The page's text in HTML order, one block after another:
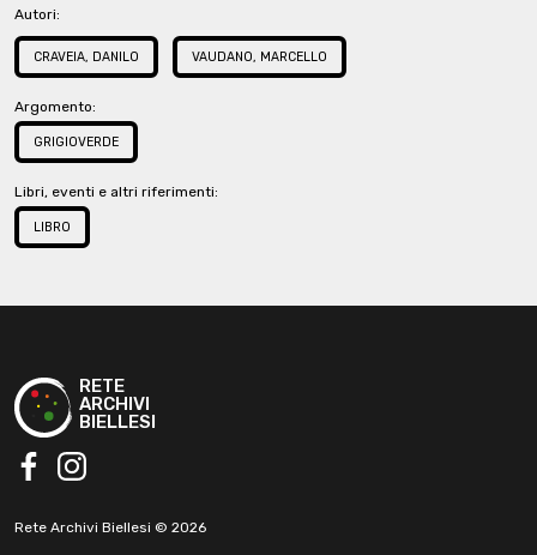
Autori:
CRAVEIA, DANILO VAUDANO, MARCELLO
Argomento:
GRIGIOVERDE
Libri, eventi e altri riferimenti:
LIBRO
RETE
ARCHIVI
BIELLESI
Rete Archivi Biellesi © 2026